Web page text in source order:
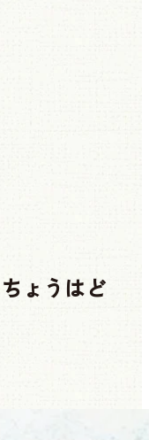
ょうはど